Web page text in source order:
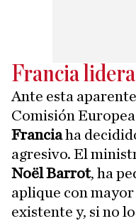
Francia
Ante esta
Comisión
Franciaha
agresivo. El
Noël Barrot, ha
aplique con
existente y, si no